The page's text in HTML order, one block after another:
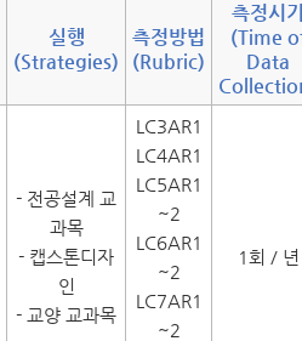
실행
(Strategies)
측정방법
(Rubric)
측정시
(Time
Data
- 전공설계 교
과목
- 캡스톤디자
인
- 교양 교과목
LC3AR1
LC4AR1
LC5AR1
~2
LC6AR1
~2
LC7AR1
~2
1회 / 년